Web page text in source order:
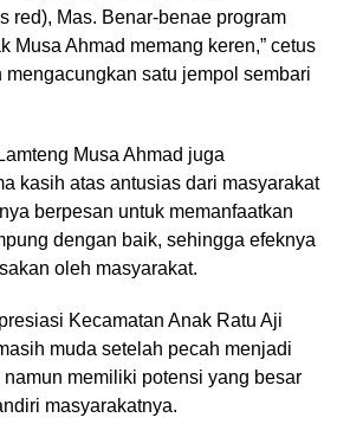
red), Mas. Benar-benae program
Musa Ahmad memang keren,” cetus
mengacungkan satu jempol sembari
Musa Ahmad juga
kasih atas antusias dari masyarakat
berpesan untuk memanfaatkan
dengan baik, sehingga efeknya
oleh masyarakat.
Kecamatan Anak Ratu Aji
muda setelah pecah menjadi
memiliki potensi yang besar
masyarakatnya.